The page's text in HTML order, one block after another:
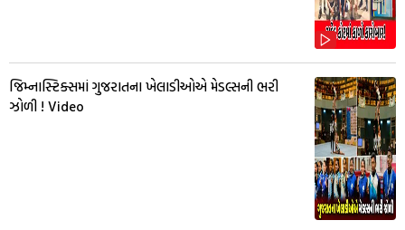
જિમ્નાસ્ટિક્સમાં ગુજરાતના ખેલાડીઓએ મેડલ્સની ભરી
ઝોળી ! Video